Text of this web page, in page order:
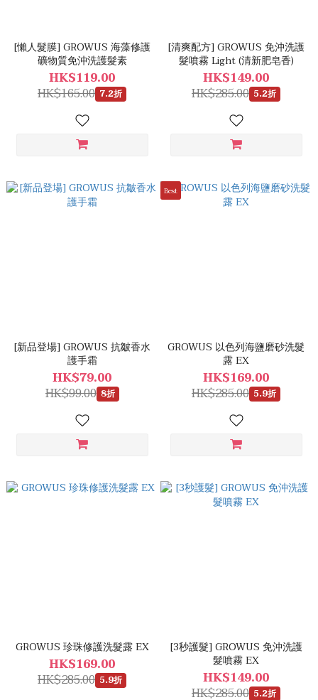
[懶人髮膜] GROWUS 海藻修護
礦物質免沖洗護髮素
HK$119.00
HK$165.00 7.2折
[清爽配方] GROWUS 免沖洗護
髮噴霧 Light (清新肥皂香)
HK$149.00
HK$285.00 5.2折
[新品登場] GROWUS 抗皺香水
護手霜
HK$79.00
HK$99.00 8折
Best
GROWUS 以色列海鹽磨砂洗髮
露 EX
HK$169.00
HK$285.00 5.9折
GROWUS 珍珠修護洗髮露 EX
HK$169.00
HK$285.00 5.9折
[3秒護髮] GROWUS 免沖洗護
髮噴霧 EX
HK$149.00
HK$285.00 5.2折